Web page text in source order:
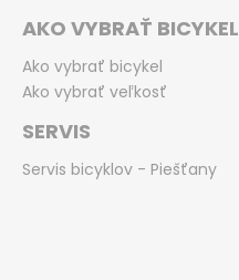
AKO VYBRAŤ BICYKEL
Ako vybrať bicykel
Ako vybrať veľkosť
SERVIS
Servis bicyklov - Piešťany